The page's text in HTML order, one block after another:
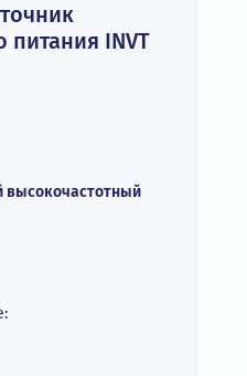
питания INVT
высокочастотный